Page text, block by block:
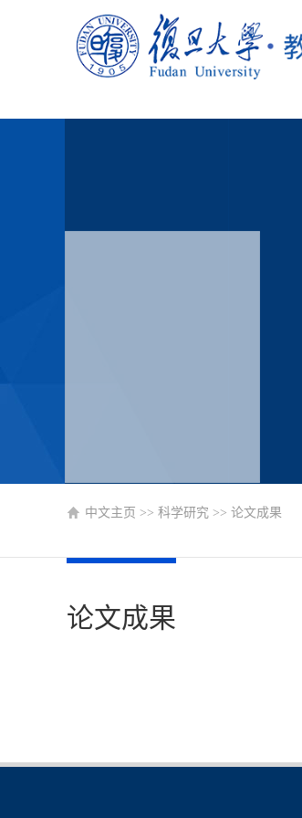
中文主页 >> 科学研究 >> 论文成果
论文成果